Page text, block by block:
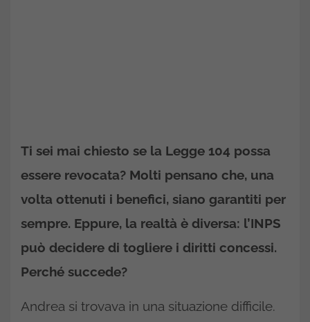
Ti sei mai chiesto se la Legge 104 possa
essere revocata? Molti pensano che, una
volta ottenuti i benefici, siano garantiti per
sempre. Eppure, la realtà è diversa: l’INPS
può decidere di togliere i diritti concessi.
Perché succede?
Andrea si trovava in una situazione difficile.